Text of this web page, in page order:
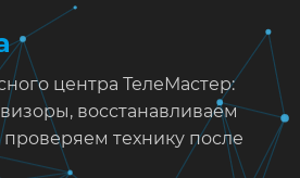
центра ТелеМастер:
восстанавливаем
технику после